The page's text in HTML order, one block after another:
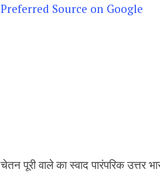
Preferred Source on Google
चेतन पूरी वाले का स्वाद पारंपरिक उत्तर